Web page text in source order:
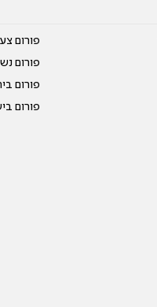
פורום
פורום
פורום
פורום